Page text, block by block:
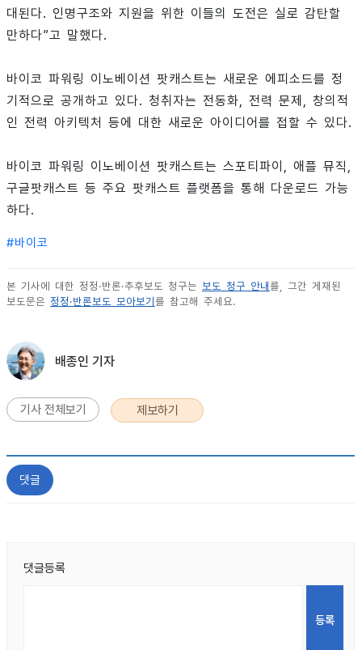
대된다. 인명구조와 지원을 위한 이들의 도전은 실로 감탄할
만하다”고 말했다.
바이코 파워링 이노베이션 팟캐스트는 새로운 에피소드를 정
기적으로 공개하고 있다. 청취자는 전동화, 전력 문제, 창의적
인 전력 아키텍처 등에 대한 새로운 아이디어를 접할 수 있다.
바이코 파워링 이노베이션 팟캐스트는 스포티파이, 애플 뮤직,
구글팟캐스트 등 주요 팟캐스트 플랫폼을 통해 다운로드 가능
하다.
#바이코
본 기사에 대한 정정·반론·추후보도 청구는 보도 청구 안내 를, 그간 게재된
보도문은 정정·반론보도 모아보기 를 참고해 주세요.
배종인 기자
기사 전체보기 제보하기
댓글
댓글등록